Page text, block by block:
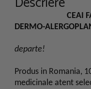
CEAI
DERMO-
Traditia
departe!
Produs in Romania,
medicinale atent